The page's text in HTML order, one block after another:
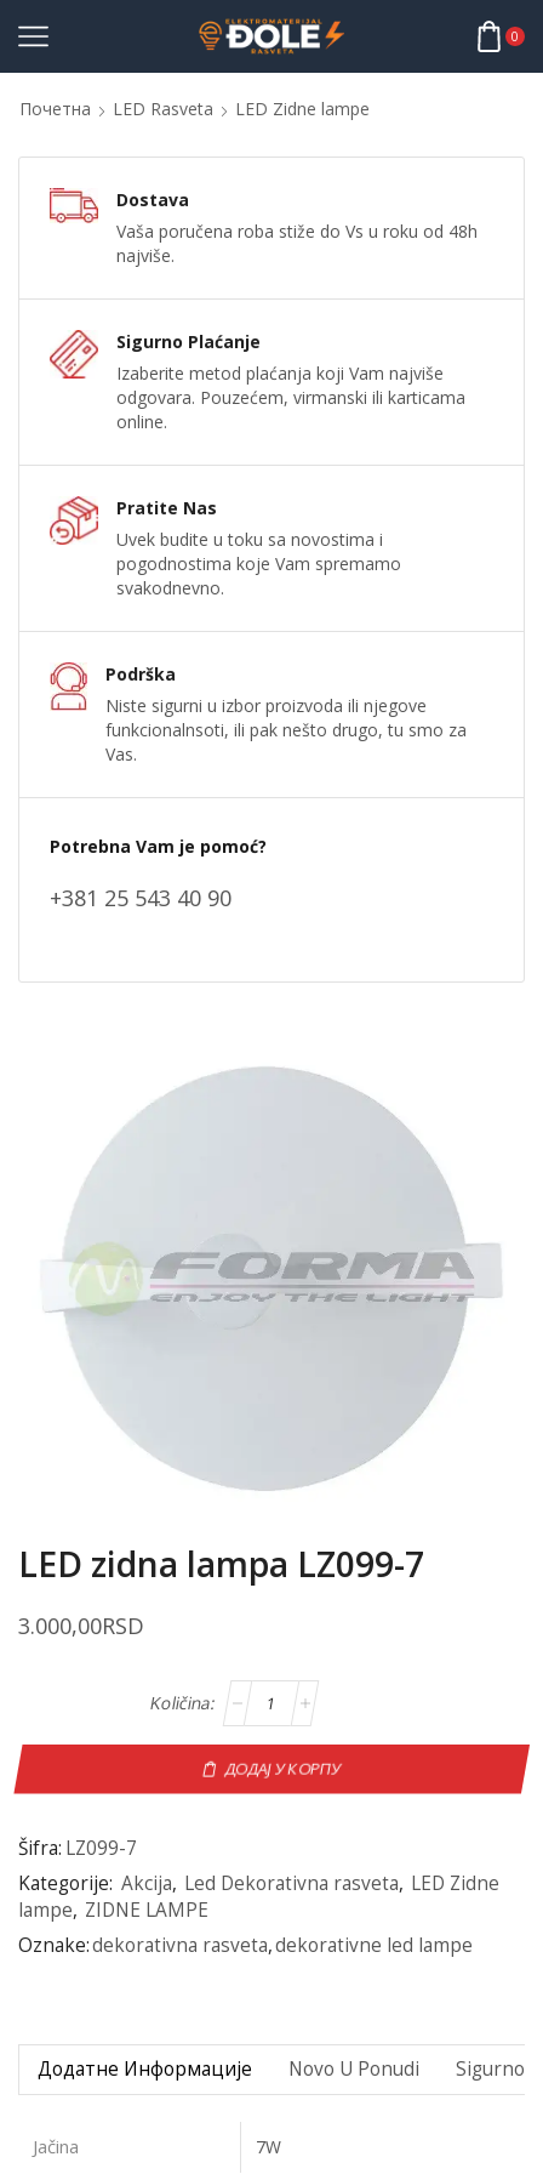
0
Почетна LED Rasveta LED Zidne lampe
Dostava
Vaša poručena roba stiže do Vs u roku od 48h
najviše.
Sigurno Plaćanje
Izaberite metod plaćanja koji Vam najviše
odgovara. Pouzećem, virmanski ili karticama
online.
Pratite Nas
Uvek budite u toku sa novostima i
pogodnostima koje Vam spremamo
svakodnevno.
Podrška
Niste sigurni u izbor proizvoda ili njegove
funkcionalnsoti, ili pak nešto drugo, tu smo za
Vas.
Potrebna Vam je pomoć?
+381 25 543 40 90
LED zidna lampa LZ099-7
3.000,00RSD
ДОДАЈ У КОРПУ
Šifra: LZ099-7
Kategorije: Akcija, Led Dekorativna rasveta, LED Zidne
lampe, ZIDNE LAMPE
Oznake:dekorativna rasveta,dekorativne led lampe
Додатне Информације Novo U Ponudi Sigurno
Jačina 7W